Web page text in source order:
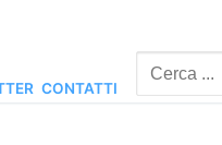
CONTATTI
Cerca: